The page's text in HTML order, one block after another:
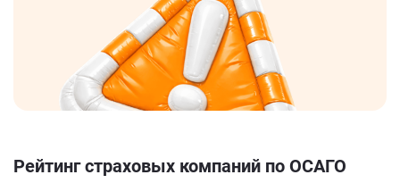
Рейтинг страховых компаний по ОСАГО